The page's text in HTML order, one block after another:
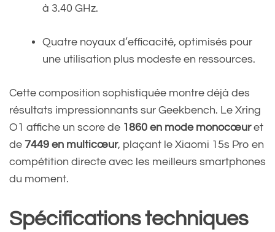
à 3.40 GHz.
Quatre noyaux d’efficacité, optimisés pour
une utilisation plus modeste en ressources.
Cette composition sophistiquée montre déjà des
résultats impressionnants sur Geekbench. Le Xring
O1 affiche un score de 1860 en mode monocœuret
de 7449 en multicœur, plaçant le Xiaomi 15s Pro en
compétition directe avec les meilleurs smartphones
du moment.
Spécifications techniques